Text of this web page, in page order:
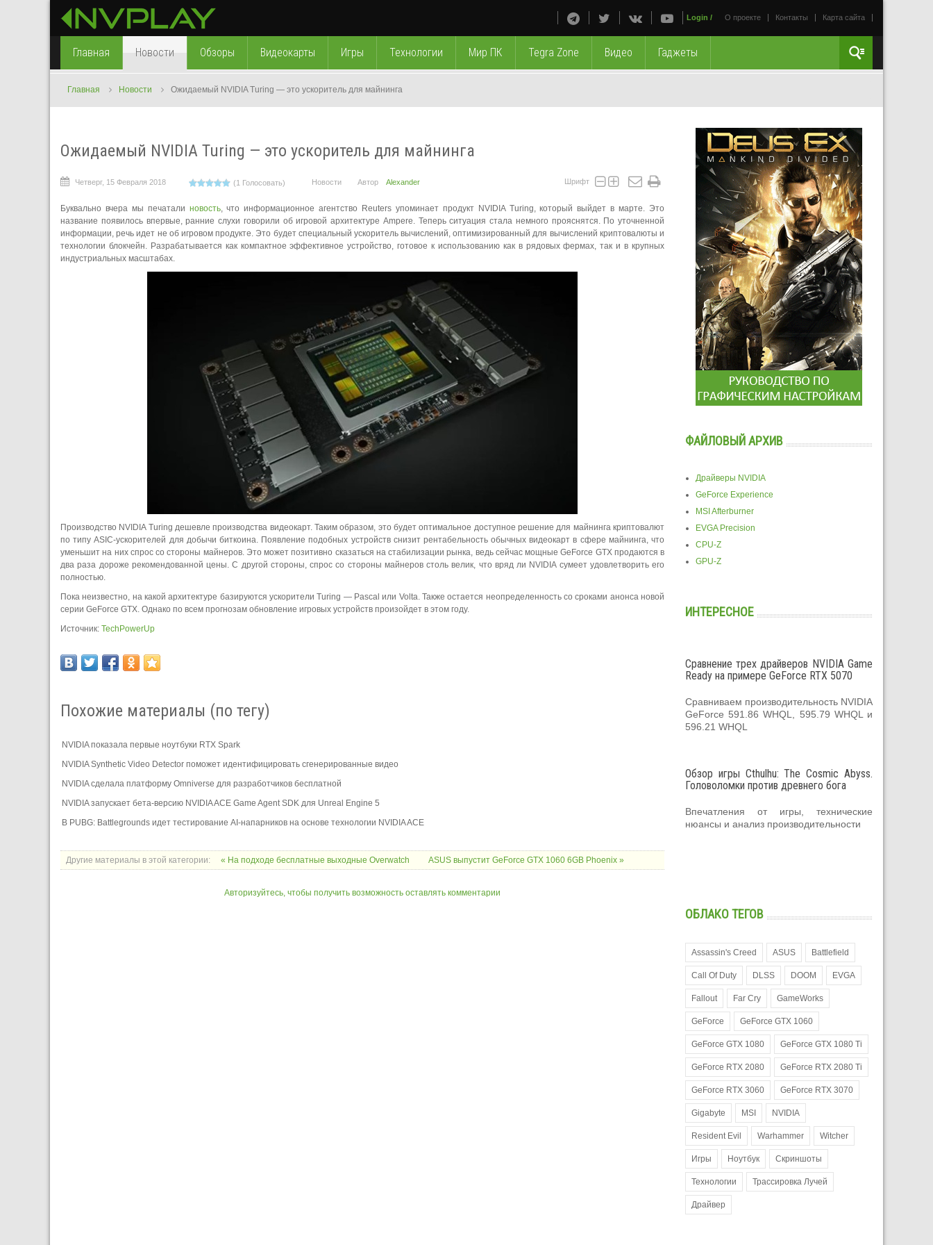
О проекте Контакты Карта сайта
Login /
Главная Новости Обзоры Видеокарты Игры Технологии Мир ПК Tegra Zone Видео Гаджеты
Главная Новости Ожидаемый NVIDIA Turing — это ускоритель для майнинга
Ожидаемый NVIDIA Turing — это ускоритель для майнинга
Четверг, 15 Февраля 2018 (1 Голосовать) Новости Автор Alexander Шрифт
Буквально вчера мы печатали новость, что информационное агентство Reuters упоминает продукт NVIDIA Turing, который выйдет в марте. Это
название появилось впервые, ранние слухи говорили об игровой архитектуре Ampere. Теперь ситуация стала немного прояснятся. По уточненной
информации, речь идет не об игровом продукте. Это будет специальный ускоритель вычислений, оптимизированный для вычислений криптовалюты и
технологии блокчейн. Разрабатывается как компактное эффективное устройство, готовое к использованию как в рядовых фермах, так и в крупных
индустриальных масштабах.
Производство NVIDIA Turing дешевле производства видеокарт. Таким образом, это будет оптимальное доступное решение для майнинга криптовалют
по типу ASIC-ускорителей для добычи биткоина. Появление подобных устройств снизит рентабельность обычных видеокарт в сфере майнинга, что
уменьшит на них спрос со стороны майнеров. Это может позитивно сказаться на стабилизации рынка, ведь сейчас мощные GeForce GTX продаются в
два раза дороже рекомендованной цены. С другой стороны, спрос со стороны майнеров столь велик, что вряд ли NVIDIA сумеет удовлетворить его
полностью.
Пока неизвестно, на какой архитектуре базируются ускорители Turing — Pascal или Volta. Также остается неопределенность со сроками анонса новой
серии GeForce GTX. Однако по всем прогнозам обновление игровых устройств произойдет в этом году.
Источник: TechPowerUp
Похожие материалы (по тегу)
NVIDIA показала первые ноутбуки RTX Spark
NVIDIA Synthetic Video Detector поможет идентифицировать сгенерированные видео
NVIDIA сделала платформу Omniverse для разработчиков бесплатной
NVIDIA запускает бета-версию NVIDIA ACE Game Agent SDK для Unreal Engine 5
В PUBG: Battlegrounds идет тестирование AI-напарников на основе технологии NVIDIA ACE
Другие материалы в этой категории: « На подходе бесплатные выходные Overwatch ASUS выпустит GeForce GTX 1060 6GB Phoenix »
Авторизуйтесь, чтобы получить возможность оставлять комментарии
ФАЙЛОВЫЙ АРХИВ
Драйверы NVIDIA
GeForce Experience
MSI Afterburner
EVGA Precision
CPU-Z
GPU-Z
ИНТЕРЕСНОЕ
Сравнение трех драйверов NVIDIA Game
Ready на примере GeForce RTX 5070
Сравниваем производительность NVIDIA
GeForce 591.86 WHQL, 595.79 WHQL и
596.21 WHQL
Обзор игры Cthulhu: The Cosmic Abyss.
Головоломки против древнего бога
Впечатления от игры, технические
нюансы и анализ производительности
ОБЛАКО ТЕГОВ
Assassin's Creed ASUS Battlefield
Call Of Duty DLSS DOOM EVGA
Fallout Far Cry GameWorks
GeForce GeForce GTX 1060
GeForce GTX 1080 GeForce GTX 1080 Ti
GeForce RTX 2080 GeForce RTX 2080 Ti
GeForce RTX 3060 GeForce RTX 3070
Gigabyte MSI NVIDIA
Resident Evil Warhammer Witcher
Игры Ноутбук Скриншоты
Технологии Трассировка Лучей
Драйвер